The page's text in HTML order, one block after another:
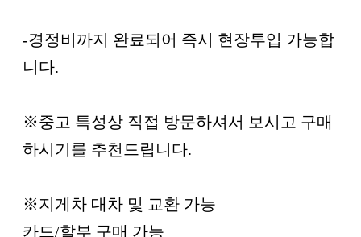
-경정비까지 완료되어 즉시 현장투입 가능합
니다.
※중고 특성상 직접 방문하셔서 보시고 구매
하시기를 추천드립니다.
※지게차 대차 및 교환 가능
카드/할부 구매 가능